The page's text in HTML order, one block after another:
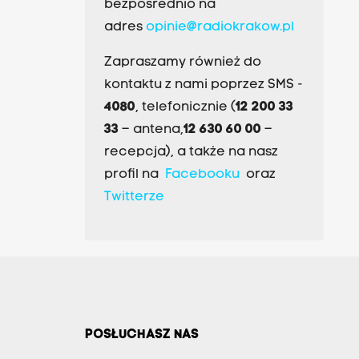
bezpośrednio na
adres opinie@radiokrakow.pl
Zapraszamy również do
kontaktu z nami poprzez SMS -
4080, telefonicznie (12 200 33
33– antena,12 630 60 00 –
recepcja), a także na nasz
profil na Facebookuoraz
Twitterze
POSŁUCHASZ NAS